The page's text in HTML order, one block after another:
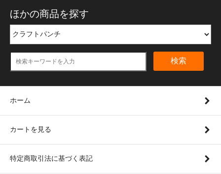
ほかの商品を探す
検索
ホーム
カートを見る
特定商取引法に基づく表記